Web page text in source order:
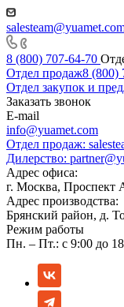
8 (800) 707-64-70
Отдел продаж8 (800)
Отдел закупок и
Заказать звонок
E-mail
info@yuamet.com
Отдел продаж:
Дилерство:
Адрес офиса:
г. Москва, Проспект
Адрес производства:
Брянский район, д.
Режим работы
Пн. – Пт.: с 9:00 до